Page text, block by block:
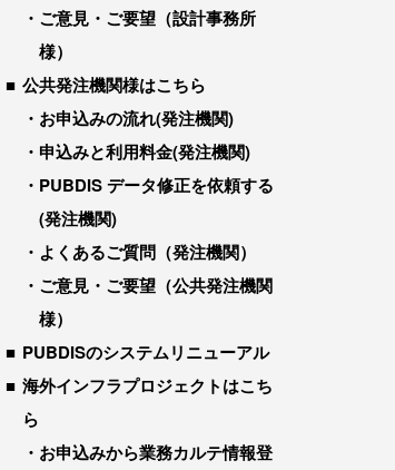
ご意見・ご要望（設計事務所
様）
公共発注機関様はこちら
お申込みの流れ(発注機関)
申込みと利用料金(発注機関)
PUBDIS データ修正を依頼する
(発注機関)
よくあるご質問（発注機関）
ご意見・ご要望（公共発注機関
様）
PUBDISのシステムリニューアル
海外インフラプロジェクトはこち
ら
お申込みから業務カルテ情報登